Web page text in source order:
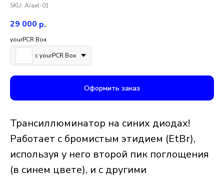
SKU: Arael-01
29 000 р.
yourPCR Box
с yourPCR Box
Оформить заказ
Трансиллюминатор на синих диодах!
Работает с бромистым этидием (EtBr),
используя у него второй пик поглощения
(в синем цвете), и с другими